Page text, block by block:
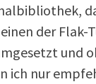
der Flak-
und
ich nur